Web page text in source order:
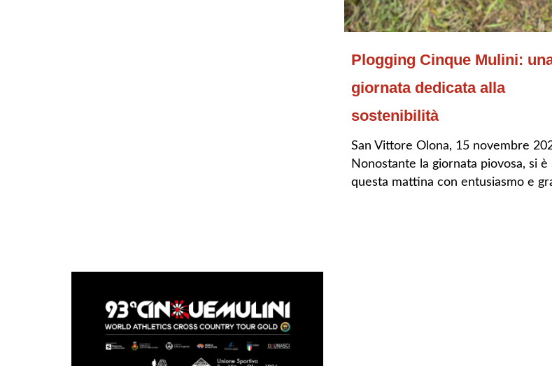
Plogging Cinque Mulini:
giornata dedicata alla
sostenibilità
San Vittore Olona, 15 novembre
Nonostante la giornata piovosa, si è
questa mattina con entusiasmo e